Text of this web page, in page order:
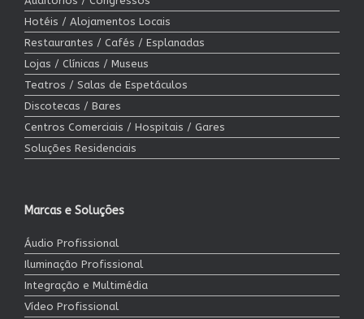
Hotéis / Alojamentos Locais
Restaurantes / Cafés / Esplanadas
Lojas / Clínicas / Museus
Teatros / Salas de Espetáculos
Discotecas / Bares
Centros Comerciais / Hospitais / Gares
Soluções Residenciais
Marcas e Soluções
Áudio Profissional
Iluminação Profissional
Integração e Multimédia
Vídeo Profissional